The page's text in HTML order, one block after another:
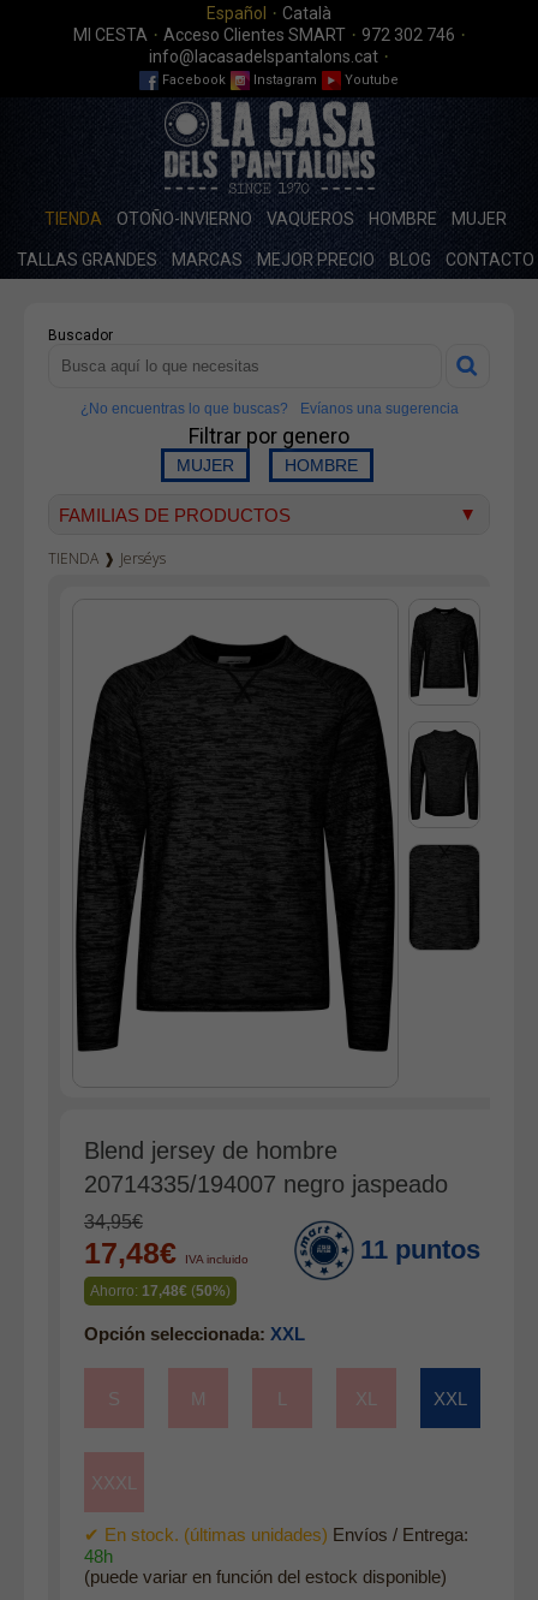
Español · Català
MI CESTA · Acceso Clientes SMART· 972 302 746 ·
info@lacasadelspantalons.cat ·
Facebook Instagram Youtube
TIENDA OTOÑO-INVIERNO VAQUEROS HOMBRE MUJER
TALLAS GRANDES MARCAS MEJOR PRECIO BLOG CONTACTO
Buscador
¿No encuentras lo que buscas? Evíanos una sugerencia
Filtrar por genero
FAMILIAS DE PRODUCTOS
Vaqueros hombre
Pana hombre
Camisetas
Bermudas
Sudaderas
Camisas
Polos
Blusas
Bolsos
Vestidos
Faldas
Cinturones
Bufandas y pañuelos
Calcetines
Calzado
Gabardina invierno hombre
Gabardina verano hombre
Pana mujer
Ropa interior
TIENDA ❱ Jerséys
Blend jersey de hombre
20714335/194007 negro jaspeado
34,95€
17,48€ IVA incluido
Ahorro: 17,48€ (50%)
11 puntos
Opción seleccionada: XXL
S M XL XXL
XXXL
✔ En stock. (últimas unidades) Envíos / Entrega:
48h
(puede variar en función del estock disponible)